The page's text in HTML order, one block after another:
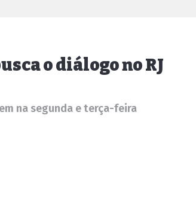
o diálogo no RJ
na segunda e terça-feira